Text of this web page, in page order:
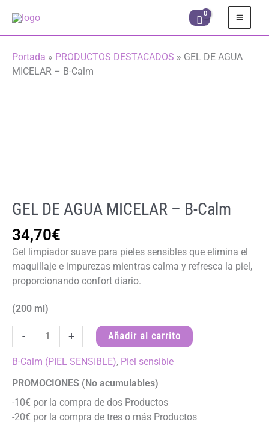
contenido
Portada » PRODUCTOS DESTACADOS » GEL DE AGUA
MICELAR – B-Calm
GEL DE AGUA MICELAR – B-Calm
34,70€
Gel limpiador suave para pieles sensibles que elimina el
maquillaje e impurezas mientras calma y refresca la piel,
proporcionando confort diario.
(200 ml)
-
DE
AGUA
-
B-
Calm
+ Añadir al carrito
B-Calm (PIEL SENSIBLE), Piel sensible
PROMOCIONES (No acumulables)
-10€ por la compra de dos Productos
-20€ por la compra de tres o más Productos